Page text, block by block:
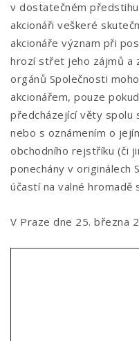
v dostatečném
akcionáři veškeré
akcionáře význam při
hrozí střet jeho zájmů a
orgánů Společnosti
akcionářem, pouze
předcházející věty spolu
nebo s oznámením o
obchodního rejstříku (či
ponechány v originálech
účastí na valné hromadě
V Praze dne